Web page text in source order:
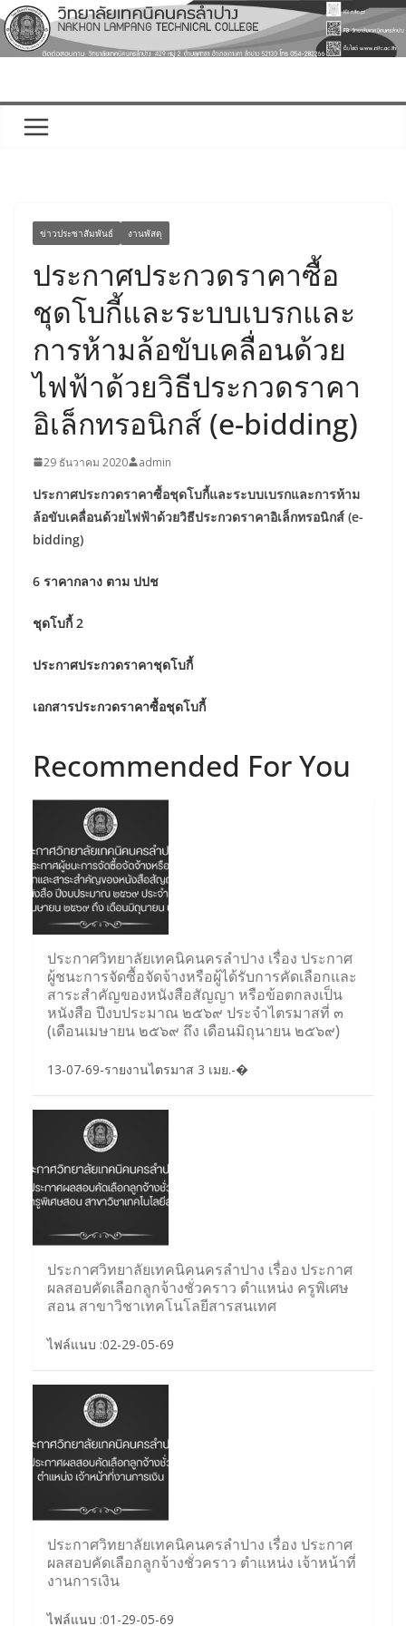
Skip
to
content
ข่าวประชาสัมพันธ์ งานพัสดุ
ประกาศประกวดราคาซื้อ
ชุดโบกี้และระบบเบรกและ
การห้ามล้อขับเคลื่อนด้วย
ไฟฟ้าด้วยวิธีประกวดราคา
อิเล็กทรอนิกส์ (e-bidding)
29 ธันวาคม 2020 admin
ประกาศประกวดราคาซื้อชุดโบกี้และระบบเบรกและการห้าม
ล้อขับเคลื่อนด้วยไฟฟ้าด้วยวิธีประกวดราคาอิเล็กทรอนิกส์ (e-
bidding)
6 ราคากลาง ตาม ปปช
ชุดโบกี้ 2
ประกาศประกวดราคาชุดโบกี้
เอกสารประกวดราคาซื้อชุดโบกี้
Recommended For You
ประกาศวิทยาลัยเทคนิคนครลำปาง เรื่อง ประกาศ
ผู้ชนะการจัดซื้อจัดจ้างหรือผู้ได้รับการคัดเลือกและ
สาระสำคัญของหนังสือสัญญา หรือข้อตกลงเป็น
หนังสือ ปีงบประมาณ ๒๕๖๙ ประจำไตรมาสที่ ๓
(เดือนเมษายน ๒๕๖๙ ถึง เดือนมิถุนายน ๒๕๖๙)
13-07-69-รายงานไตรมาส 3 เมย.-�
ประกาศวิทยาลัยเทคนิคนครลำปาง เรื่อง ประกาศ
ผลสอบคัดเลือกลูกจ้างชั่วคราว ตำแหน่ง ครูพิเศษ
สอน สาขาวิชาเทคโนโลยีสารสนเทศ
ไฟล์แนบ :02-29-05-69
ประกาศวิทยาลัยเทคนิคนครลำปาง เรื่อง ประกาศ
ผลสอบคัดเลือกลูกจ้างชั่วคราว ตำแหน่ง เจ้าหน้าที่
งานการเงิน
ไฟล์แนบ :01-29-05-69